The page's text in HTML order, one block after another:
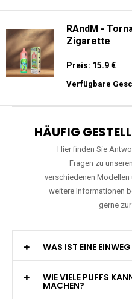
RAndM -
Zigarette
Preis: 15.9 €
Verfügbare
HÄUFIG
Hier finden Sie
Fragen zu
verschiedenen Modellen
weitere Informationen
gerne
WAS IST EINE
WIE VIELE PUFFS
MACHEN?